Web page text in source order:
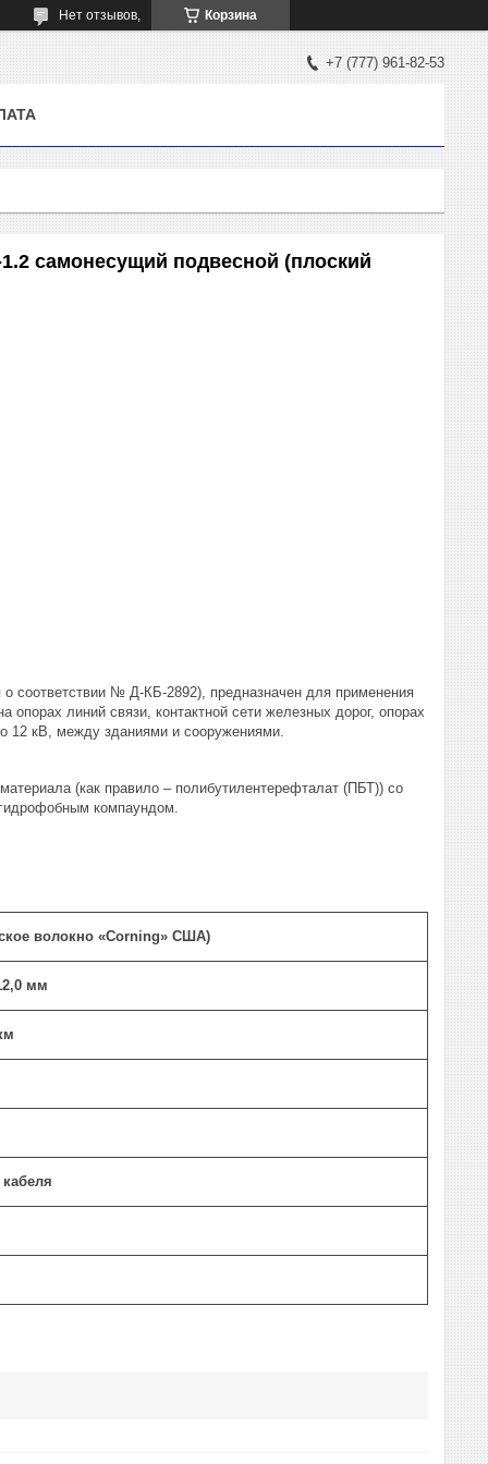
Корзина
Нет отзывов,
+7 (777) 961-82-53
самонесущий подвесной (плоский
соответствии № Д-КБ-2892), предназначен для применения
опорах линий связи, контактной сети железных дорог, опорах
12 кВ, между зданиями и сооружениями.
(как правило – полибутилентерефталат (ПБТ)) со
компаундом.
волокно «Corning» США)
мм